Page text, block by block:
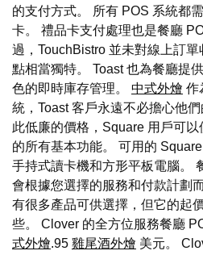
的支付方式。 所有 POS 系統都
卡。 禮品卡支付處理也是餐廳
過，TouchBistro 並未對線上訂
點相當獨特。 Toast 也為餐廳提
色的即時庫存管理。 中式外燴 作
統，Toast 客戶永遠不必擔心他
此低廉的價格，Square 用戶可
的所有基本功能。 可用的
手持式讀卡機和方形平板電腦。
會根據您選擇的服務和付款計劃
有很多產品可供選擇，但它的起
些。 Clover 的全方位服務餐廳
式外燴.95 雞尾酒外燴 美元。